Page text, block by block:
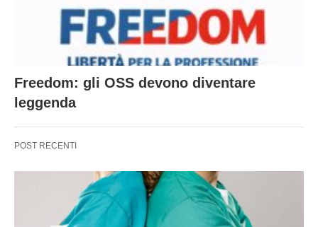
Freedom: gli OSS devono diventare
leggenda
POST RECENTI